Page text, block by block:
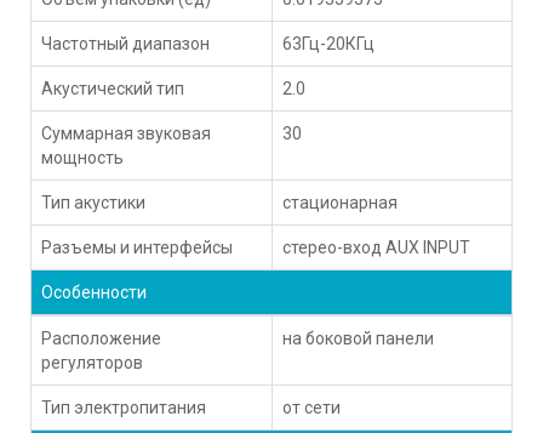
Частотный диапазон 63Гц-20КГц
Акустический тип 2.0
Суммарная звуковая
мощность
30
Тип акустики стационарная
Разъемы и интерфейсы стерео-вход AUX INPUT
Особенности
Расположение
регуляторов
на боковой панели
Тип электропитания от сети